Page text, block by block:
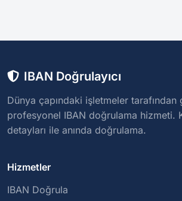
IBAN Doğrulayıcı
Dünya çapındaki işletmeler tarafından
profesyonel IBAN doğrulama hizmeti.
detayları ile anında doğrulama.
Hizmetler
IBAN Doğrula